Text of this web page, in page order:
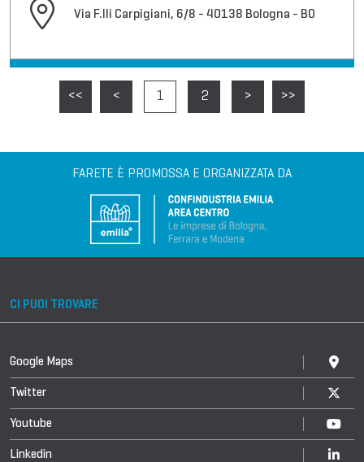
Via F.lli Carpigiani, 6/8 - 40138 Bologna - BO
<< < 1 2 > >>
FARETE È PROMOSSA E ORGANIZZATA DA
CI PUOI TROVARE
Google Maps
Twitter
Youtube
Linkedin